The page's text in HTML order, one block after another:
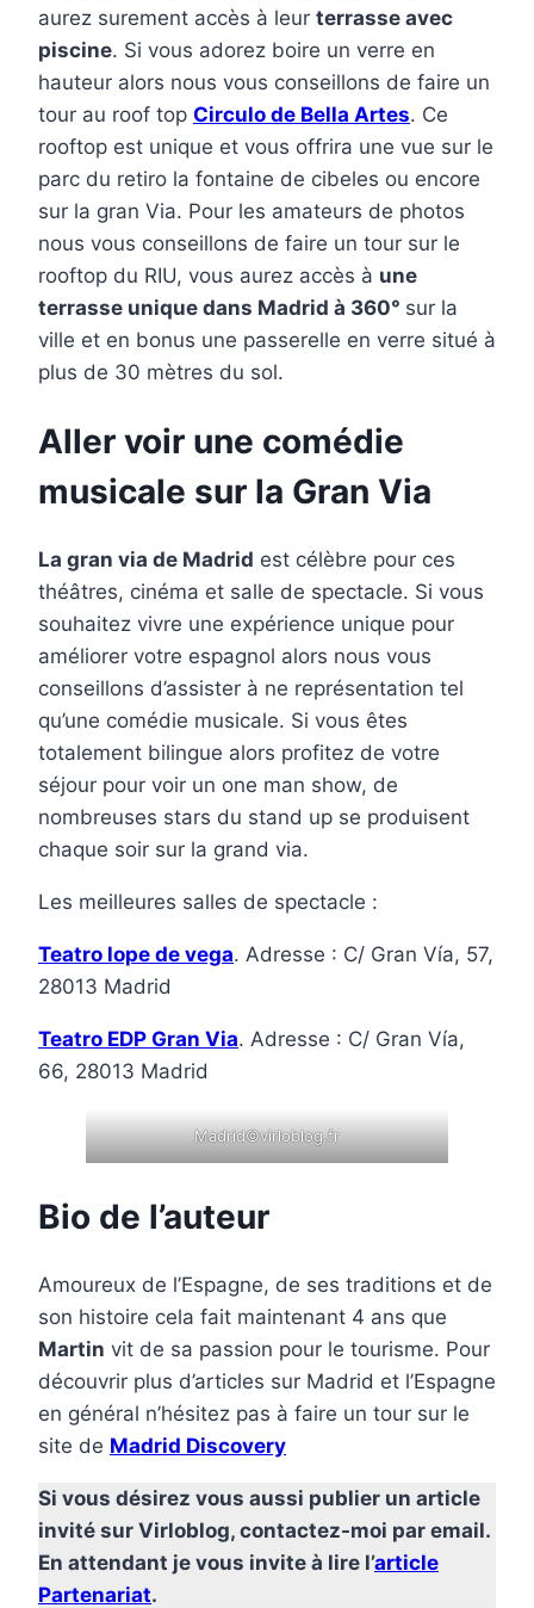
aurez surement accès à leur terrasse avec
piscine. Si vous adorez boire un verre en
hauteur alors nous vous conseillons de faire un
tour au roof top Circulo de Bella Artes. Ce
rooftop est unique et vous offrira une vue sur le
parc du retiro la fontaine de cibeles ou encore
sur la gran Via. Pour les amateurs de photos
nous vous conseillons de faire un tour sur le
rooftop du RIU, vous aurez accès à une
terrasse unique dans Madrid à 360° sur la
ville et en bonus une passerelle en verre situé à
plus de 30 mètres du sol.
Aller voir une comédie
musicale sur la Gran Via
La gran via de Madrid est célèbre pour ces
théâtres, cinéma et salle de spectacle. Si vous
souhaitez vivre une expérience unique pour
améliorer votre espagnol alors nous vous
conseillons d’assister à ne représentation tel
qu’une comédie musicale. Si vous êtes
totalement bilingue alors profitez de votre
séjour pour voir un one man show, de
nombreuses stars du stand up se produisent
chaque soir sur la grand via.
Les meilleures salles de spectacle :
Teatro lope de vega. Adresse : C/ Gran Vía, 57,
28013 Madrid
Teatro EDP Gran Via. Adresse : C/ Gran Vía,
66, 28013 Madrid
Madrid©virloblog.fr
Bio de l’auteur
Amoureux de l’Espagne, de ses traditions et de
son histoire cela fait maintenant 4 ans que
Martin vit de sa passion pour le tourisme. Pour
découvrir plus d’articles sur Madrid et l’Espagne
en général n’hésitez pas à faire un tour sur le
site de Madrid Discovery
Si vous désirez vous aussi publier un article
invité sur Virloblog, contactez-moi par email.
En attendant je vous invite à lire l’article
Partenariat.